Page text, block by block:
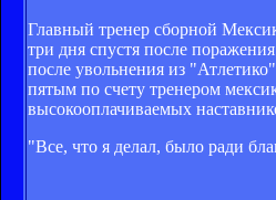
Главный тренер сборной
три дня спустя после
после увольнения из
пятым по счету тренером
высокооплачиваемых
"Все, что я делал, было ради